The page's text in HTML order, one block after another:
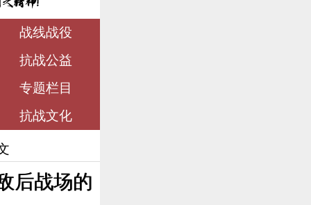
战线战役
抗战公益
专题栏目
抗战文化
后战场的